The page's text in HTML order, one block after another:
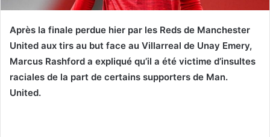
Après la finale perdue hier par les Reds de Manchester
United aux tirs au but face au Villarreal de Unay Emery,
Marcus Rashford a expliqué qu’il a été victime d’insultes
raciales de la part de certains supporters de Man.
United.